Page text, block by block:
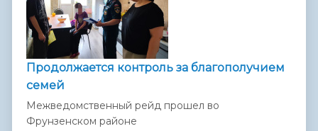
Продолжается контроль за благополучием
семей
Межведомственный рейд прошел во
Фрунзенском районе